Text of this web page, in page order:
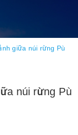
giữa núi rừng Pù
núi rừng Pù